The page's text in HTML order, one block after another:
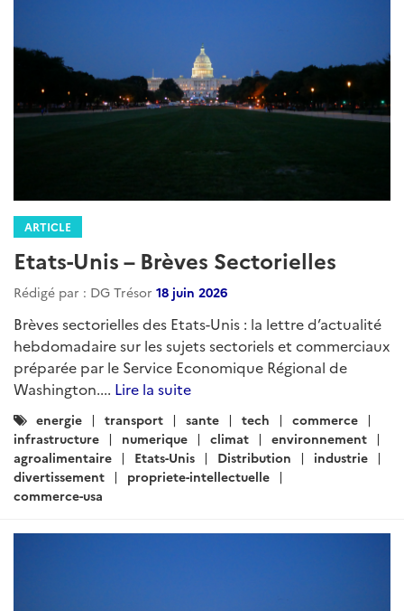
ARTICLE
Etats-Unis – Brèves Sectorielles
Rédigé par : DG Trésor 18 juin 2026
Brèves sectorielles des Etats-Unis : la lettre d’actualité
hebdomadaire sur les sujets sectoriels et commerciaux
préparée par le Service Economique Régional de
Washington.... Lire la suite
Catégories
:
energie transport sante tech
commerce
infrastructure
numerique climat
environnement
agroalimentaire
Etats-Unis Distribution
industrie
divertissement
propriete-intellectuelle
commerce-usa